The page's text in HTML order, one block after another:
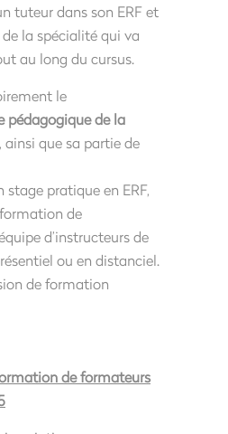
tuteur dans son ERF et
la spécialité qui va
au long du cursus.
le
pédagogique de la
, ainsi que sa partie de
stage pratique en ERF,
de
d’instructeurs de
ou en distanciel.
de formation
de formateurs